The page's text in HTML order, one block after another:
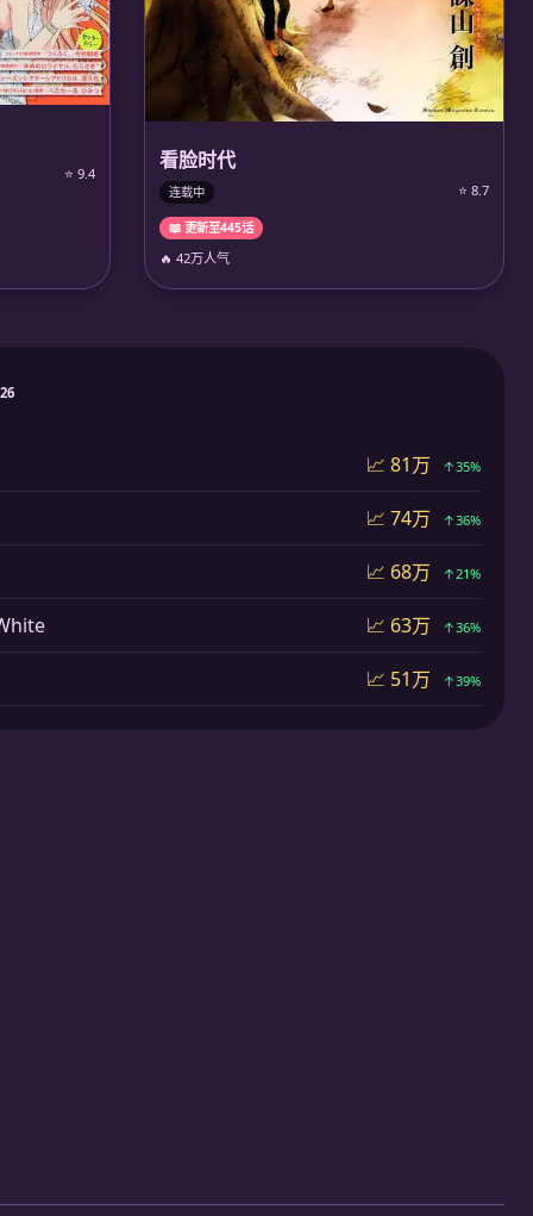
⭐ 9.4
看脸时代
连载中 ⭐ 8.7
📖 更新至445话
🔥 42万人气
📈 81万 ↑35%
📈 74万 ↑36%
📈 68万 ↑21%
📈 63万 ↑36%
📈 51万 ↑39%